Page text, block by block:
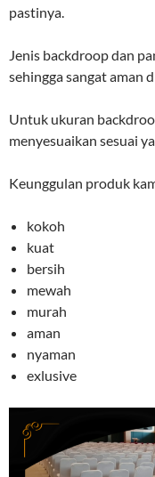
pastinya.
Jenis backdroop dan
sehingga sangat aman
Untuk ukuran
menyesuaikan sesuai
Keunggulan produk
kokoh
kuat
bersih
mewah
murah
aman
nyaman
exlusive